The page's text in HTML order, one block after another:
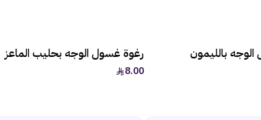
بالليمون رغوة غسول الوجه بحليب الماعز
8.00